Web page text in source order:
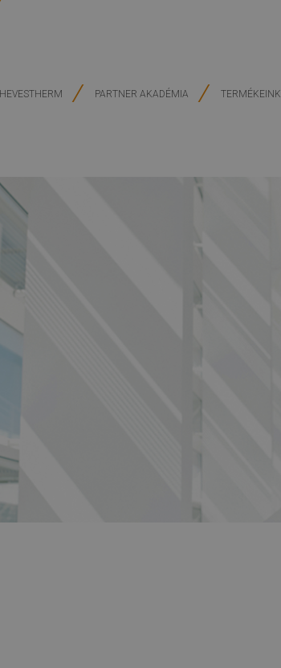
HEVESTHERM PARTNER AKADÉMIA TERMÉKEINK